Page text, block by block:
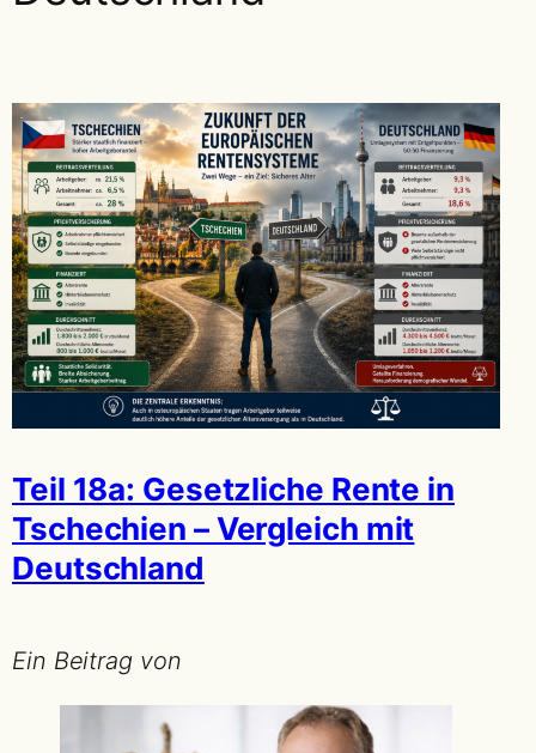
Teil 18a: Gesetzliche Rente in
Tschechien – Vergleich mit
Deutschland
Ein Beitrag von